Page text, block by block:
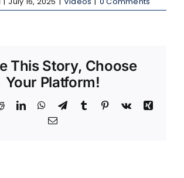
This Story, Choose
Your Platform!
RedditLinkedInWhatsApp
TelegramTumblr Pinterest
Vk
Xing
Email